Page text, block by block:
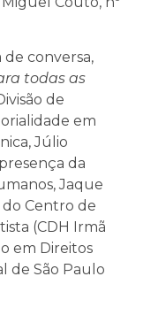
conversa,
todas as
de
em
Júlio
da
Jaque
Centro de
(CDH Irmã
em Direitos
de São Paulo